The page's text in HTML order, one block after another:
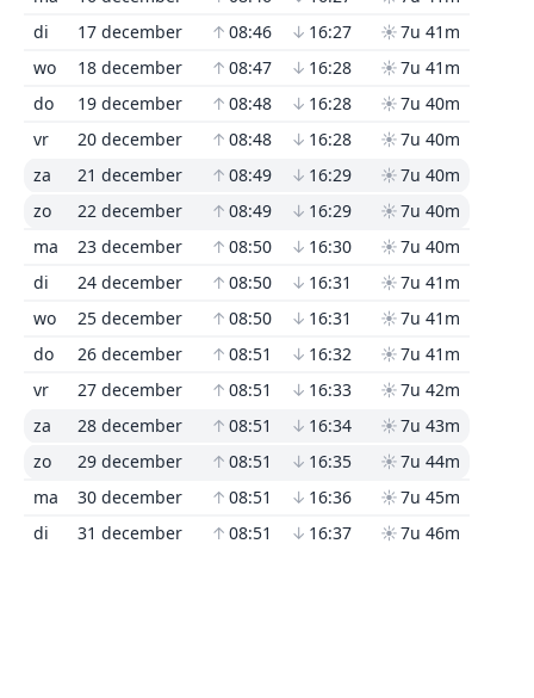
di
17 december ↑ 08:46 ↓ 16:27 ☀7u 41m
wo
18 december ↑ 08:47 ↓ 16:28 ☀7u 41m
do
19 december ↑ 08:48 ↓ 16:28 ☀7u 40m
vr
20 december ↑ 08:48 ↓ 16:28 ☀7u 40m
za
21 december ↑ 08:49 ↓ 16:29 ☀7u 40m
zo
22 december ↑ 08:49 ↓ 16:29 ☀7u 40m
ma
23 december ↑ 08:50 ↓ 16:30 ☀7u 40m
di
24 december ↑ 08:50 ↓ 16:31 ☀7u 41m
wo
25 december ↑ 08:50 ↓ 16:31 ☀7u 41m
do
26 december ↑ 08:51 ↓ 16:32 ☀7u 41m
vr
27 december ↑ 08:51 ↓ 16:33 ☀7u 42m
za
28 december ↑ 08:51 ↓ 16:34 ☀7u 43m
zo
29 december ↑ 08:51 ↓ 16:35 ☀7u 44m
ma
30 december ↑ 08:51 ↓ 16:36 ☀7u 45m
di
31 december ↑ 08:51 ↓ 16:37 ☀7u 46m